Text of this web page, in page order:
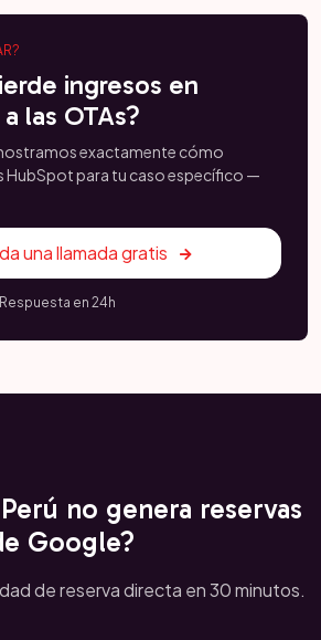
ingresos en
las OTAs?
exactamente cómo
HubSpot para tu caso específico —
una llamada gratis
en 24h
no genera reservas
Google?
de reserva directa en 30 minutos.